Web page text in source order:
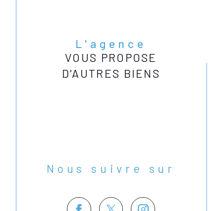
L'agence
VOUS PROPOSE
D'AUTRES BIENS
Nous suivre sur